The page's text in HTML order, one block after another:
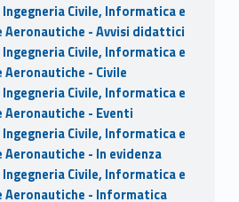
Civile, Informatica e
Aeronautiche - Avvisi didattici
Civile, Informatica e
Aeronautiche - Civile
Civile, Informatica e
Aeronautiche - Eventi
Civile, Informatica e
Aeronautiche - In evidenza
Civile, Informatica e
Aeronautiche - Informatica